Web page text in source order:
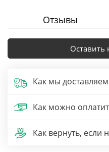
Отзывы
Оставить
Как мы доставляем
Как можно
Как вернуть, если